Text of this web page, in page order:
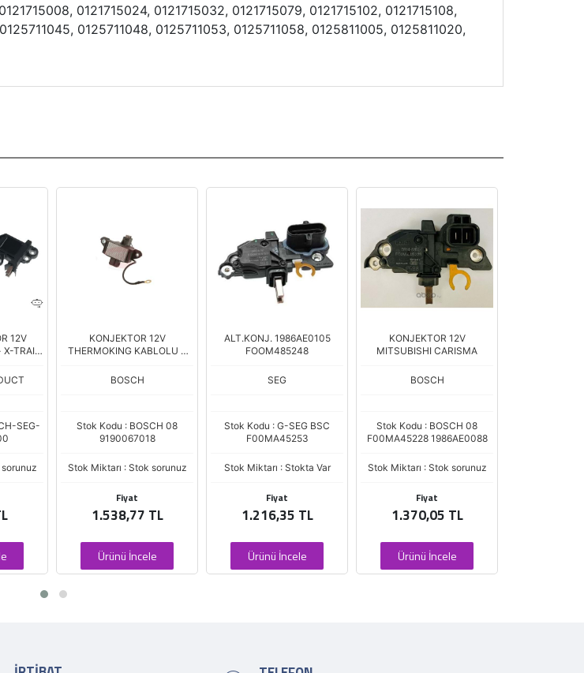
0121715024, 0121715032, 0121715079, 0121715102, 0121715108,
0125711048, 0125711053, 0125711058, 0125811005, 0125811020,
12V
X-TRAIL
SEG-
KONJEKTOR 12V
THERMOKING KABLOLU 2
BOSCH
Stok Kodu : BOSCH 08
9190067018
Stok Miktarı : Stok sorunuz
Fiyat
1.538,77 TL
Ürünü İncele
ALT.KONJ. 1986AE0105
FOOM485248
SEG
Stok Kodu : G-SEG BSC
F00MA45253
Stok Miktarı : Stokta Var
Fiyat
1.216,35 TL
Ürünü İncele
KONJEKTOR 12V
MITSUBISHI CARISMA
BOSCH
Stok Kodu : BOSCH 08
F00MA45228 1986AE0088
Stok Miktarı : Stok sorunuz
Fiyat
1.370,05 TL
Ürünü İncele